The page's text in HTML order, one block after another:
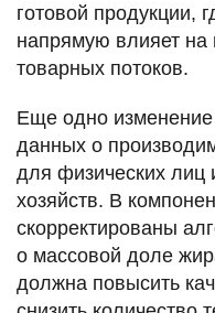
готовой продукции,
напрямую влияет на
товарных потоков.
Еще одно
данных о
для физических лиц
хозяйств. В
скорректированы
о массовой доле
должна повысить